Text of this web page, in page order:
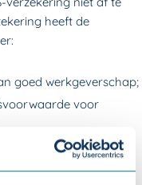
heeft de
goed werkgeverschap;
voor
premie, die u